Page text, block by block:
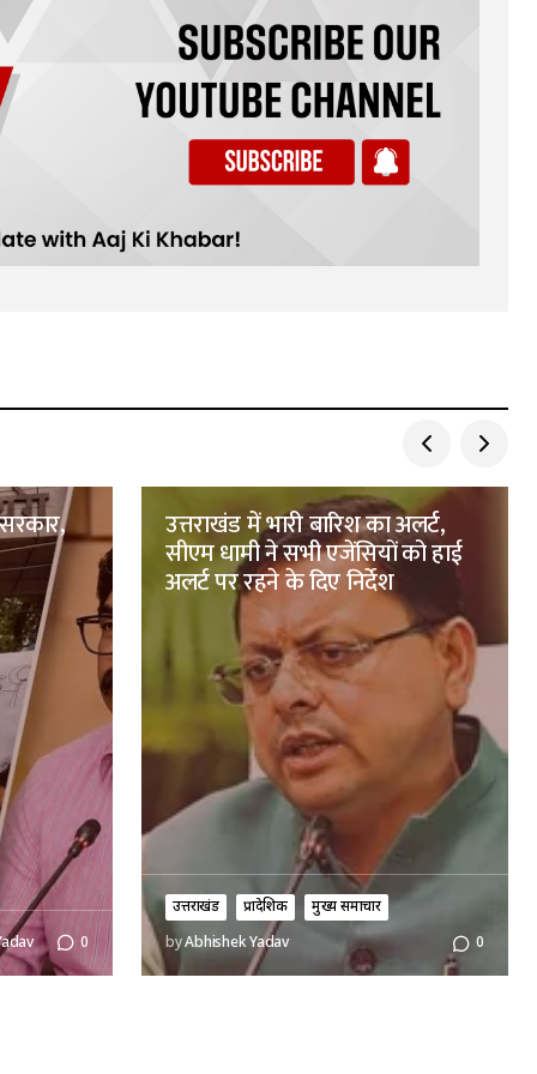
0
उत्तराखंड में भारी बारिश का अलर्ट,
सीएम धामी ने सभी एजेंसियों को हाई
अलर्ट पर रहने के दिए निर्देश
उत्तराखंड प्रादेशिक
मुख्य समाचार
byAbhishek Yadav 0